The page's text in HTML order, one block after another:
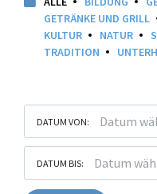
GETRÄNKE UND GRILL
KULTUR
NATUR
TRADITION
DATUM VON:
DATUM BIS: